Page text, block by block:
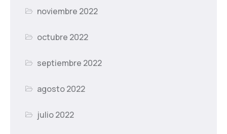
noviembre 2022
octubre 2022
septiembre 2022
agosto 2022
julio 2022